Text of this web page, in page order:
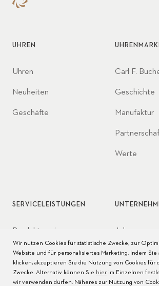
UHREN
Uhren
Neuheiten
Geschäfte
Carl F.
Geschichte
Manufaktur
Werte
SERVICELEISTUNGEN
Produktservice
Pflege der Uhr
Bedienungsanleitungen
Jobs
Presse
Kontakt
Wir nutzen Cookies für statistische Zwecke, zur
Website und für personalisiertes Marketing. Indem Sie
klicken, akzeptieren Sie die Nutzung von Cookies für
Zwecke. Alternativ können Sie hierim Einzelnen
wir verwenden dürfen. Näheres zur Nutzung von